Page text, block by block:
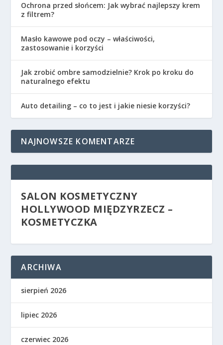
Ochrona przed słońcem: Jak wybrać najlepszy krem
z filtrem?
Masło kawowe pod oczy – właściwości,
zastosowanie i korzyści
Jak zrobić ombre samodzielnie? Krok po kroku do
naturalnego efektu
Auto detailing – co to jest i jakie niesie korzyści?
NAJNOWSZE KOMENTARZE
SALON KOSMETYCZNY
HOLLYWOOD MIĘDZYRZECZ –
KOSMETYCZKA
ARCHIWA
sierpień 2026
lipiec 2026
czerwiec 2026